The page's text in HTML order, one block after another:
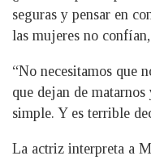
seguras y pensar en
las mujeres no
“No necesitamos que
que dejan de
simple. Y es terrible
La actriz interpreta a